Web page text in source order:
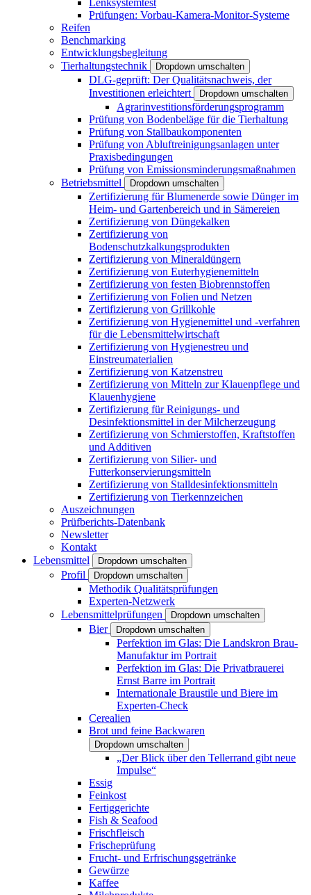
Prüfungen: Vorbau-Kamera-Monitor-Systeme
Reifen
Benchmarking
Entwicklungsbegleitung
Tierhaltungstechnik
Dropdown umschalten
DLG-geprüft: Der Qualitätsnachweis, der
Investitionen erleichtert
Dropdown umschalten
Agrarinvestitionsförderungsprogramm
Prüfung von Bodenbeläge für die Tierhaltung
Prüfung von Stallbaukomponenten
Prüfung von Abluftreinigungsanlagen unter
Praxisbedingungen
Prüfung von Emissionsminderungsmaßnahmen
Betriebsmittel
Dropdown umschalten
Zertifizierung für Blumenerde sowie Dünger im
Heim- und Gartenbereich und in Sämereien
Zertifizierung von Düngekalken
Zertifizierung von
Bodenschutzkalkungsprodukten
Zertifizierung von Mineraldüngern
Zertifizierung von Euterhygienemitteln
Zertifizierung von festen Biobrennstoffen
Zertifizierung von Folien und Netzen
Zertifizierung von Grillkohle
Zertifizierung von Hygienemittel und -verfahren
für die Lebensmittelwirtschaft
Zertifizierung von Hygienestreu und
Einstreumaterialien
Zertifizierung von Katzenstreu
Zertifizierung von Mitteln zur Klauenpflege und
Klauenhygiene
Zertifizierung für Reinigungs- und
Desinfektionsmittel in der Milcherzeugung
Zertifizierung von Schmierstoffen, Kraftstoffen
und Additiven
Zertifizierung von Silier- und
Futterkonservierungsmitteln
Zertifizierung von Stalldesinfektionsmitteln
Zertifizierung von Tierkennzeichen
Auszeichnungen
Prüfberichts-Datenbank
Newsletter
Kontakt
Lebensmittel
Dropdown umschalten
Profil Dropdown umschalten
Methodik Qualitätsprüfungen
Experten-Netzwerk
Lebensmittelprüfungen
Dropdown umschalten
Bier Dropdown umschalten
Perfektion im Glas: Die Landskron Brau-
Manufaktur im Portrait
Perfektion im Glas: Die Privatbrauerei
Ernst Barre im Portrait
Internationale Braustile und Biere im
Experten-Check
Cerealien
Brot und feine Backwaren
Dropdown umschalten
„Der Blick über den Tellerrand gibt neue
Impulse“
Essig
Feinkost
Fertiggerichte
Fish & Seafood
Frischfleisch
Frischeprüfung
Frucht- und Erfrischungsgetränke
Gewürze
Kaffee